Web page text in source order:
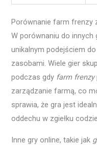
Porównanie farm frenzy
W porównaniu do innych
unikalnym podejściem
zasobami. Wiele gier
podczas gdy farm frenzy
zarządzanie farmą, co
sprawia, że gra jest
oddechu w zgiełku
Inne gry online, takie jak